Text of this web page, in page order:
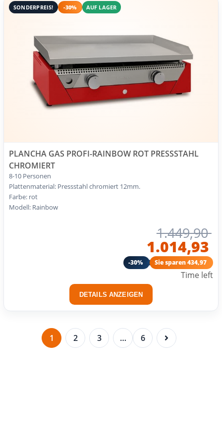
SONDERPREIS! -30% AUF LAGER
PLANCHA GAS PROFI-RAINBOW ROT PRESSSTAHL
CHROMIERT
8-10 Personen
Plattenmaterial: Pressstahl chromiert 12mm.
Farbe: rot
Modell: Rainbow
1.449,90
1.014,93
-30% Sie sparen 434,97
Time left
DETAILS ANZEIGEN
1 2 3 … 6